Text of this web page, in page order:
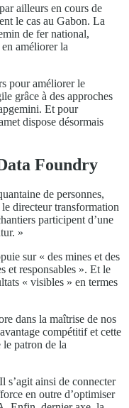
ailleurs en cours de
le cas au Gabon. La
de fer national,
améliorer la
pour améliorer le
grâce à des approches
Et pour
dispose désormais
Foundry
de personnes,
directeur transformation
participent d’une
»
sur « des mines et des
et responsables ». Et le
« visibles » en termes
dans la maîtrise de nos
compétitif et cette
le patron de la
s’agit ainsi de connecter
en outre d’optimiser